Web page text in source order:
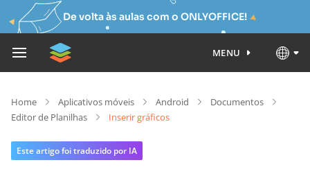
De volta às aulas com o ONLYOFFICE!
MENU
Home Aplicativos móveis Android
Documentos
Editor de Planilhas
Inserir gráficos
Este artigo foi traduzido por IA